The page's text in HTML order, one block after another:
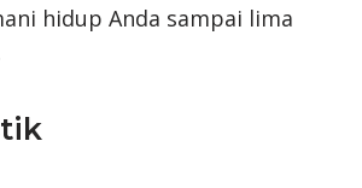
hidup Anda sampai lima